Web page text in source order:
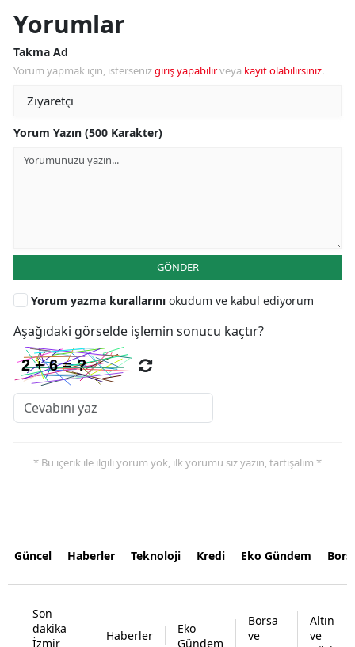
Yorumlar
Takma Ad
Yorum yapmak için, istersenizgiriş yapabilirveya kayıt olabilirsiniz.
Yorum Yazın (500 Karakter)
GÖNDER
Yorum yazma kurallarını okudum ve kabul ediyorum
Aşağıdaki görselde işlemin sonucu kaçtır?
* Bu içerik ile ilgili yorum yok, ilk yorumu siz yazın, tartışalım *
Güncel Haberler Teknoloji Kredi Eko Gündem
Son
dakika
İzmir
Haberler
Eko
Gündem
Borsa
ve
Altın
ve